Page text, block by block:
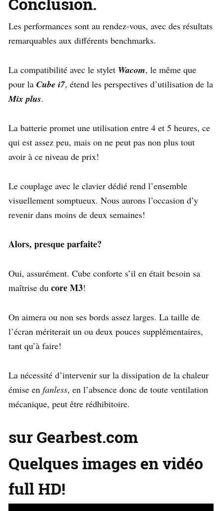
Les performances sont au rendez-vous, avec des résultats
remarquables aux différents benchmarks.
La compatibilité avec le stylet Wacom, le même que
pour la Cube i7, étend les perspectives d’utilisation de la
Mix plus.
La batterie promet une utilisation entre 4 et 5 heures, ce
qui est assez peu, mais on ne peut pas non plus tout
avoir à ce niveau de prix!
Le couplage avec le clavier dédié rend l’ensemble
visuellement somptueux. Nous aurons l’occasion d’y
revenir dans moins de deux semaines!
Alors, presque parfaite?
Oui, assurément. Cube conforte s’il en était besoin sa
maîtrise du core M3!
On aimera ou non ses bords assez larges. La taille de
l’écran mériterait un ou deux pouces supplémentaires,
tant qu’à faire!
La nécessité d’intervenir sur la dissipation de la chaleur
émise en fanless, en l’absence donc de toute ventilation
mécanique, peut être rédhibitoire.
sur Gearbest.com
Quelques images en vidéo
full HD!